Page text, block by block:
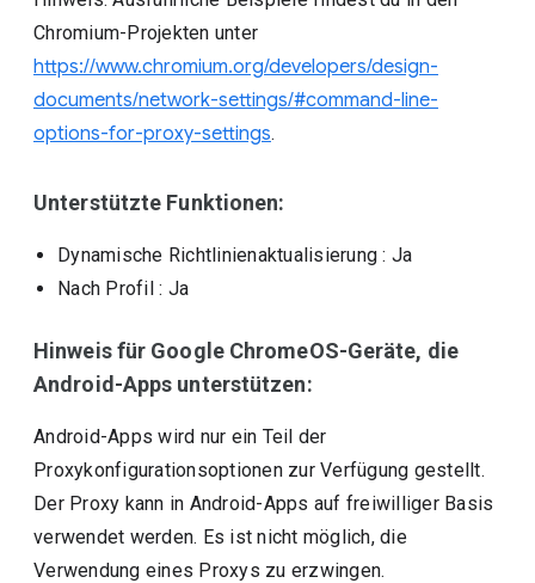
Chromium-Projekten unter
https://www.chromium.org/developers/design-
documents/network-settings/#command-line-
options-for-proxy-settings.
Unterstützte Funktionen:
Dynamische Richtlinienaktualisierung : Ja
Nach Profil : Ja
Hinweis für Google ChromeOS-Geräte, die
Android-Apps unterstützen:
Android-Apps wird nur ein Teil der
Proxykonfigurationsoptionen zur Verfügung gestellt.
Der Proxy kann in Android-Apps auf freiwilliger Basis
verwendet werden. Es ist nicht möglich, die
Verwendung eines Proxys zu erzwingen.